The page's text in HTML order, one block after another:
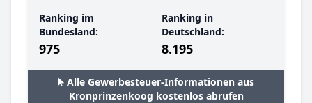
Ranking im
Bundesland:
975
Ranking in
Deutschland:
8.195
Alle Gewerbesteuer-Informationen aus
Kronprinzenkoog kostenlos abrufen